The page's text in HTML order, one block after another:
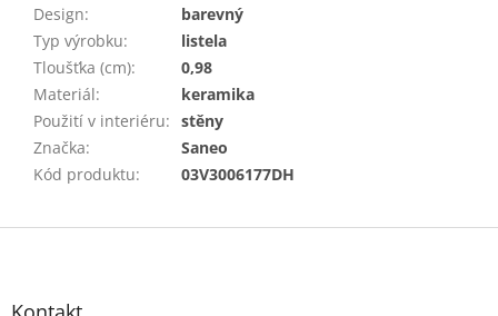
Design:
barevný
Typ výrobku:
listela
Tloušťka (cm):
0,98
Materiál:
keramika
Použití v interiéru: stěny
Značka:
Saneo
Kód produktu: 03V3006177DH
Z